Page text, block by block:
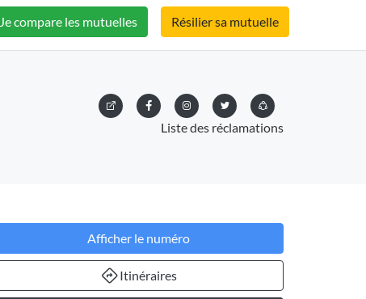
Je compare les mutuelles Résilier sa mutuelle
Liste des réclamations
Afficher le numéro
Itinéraires